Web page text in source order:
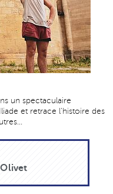
un spectaculaire
et retrace l'histoire des
Olivet